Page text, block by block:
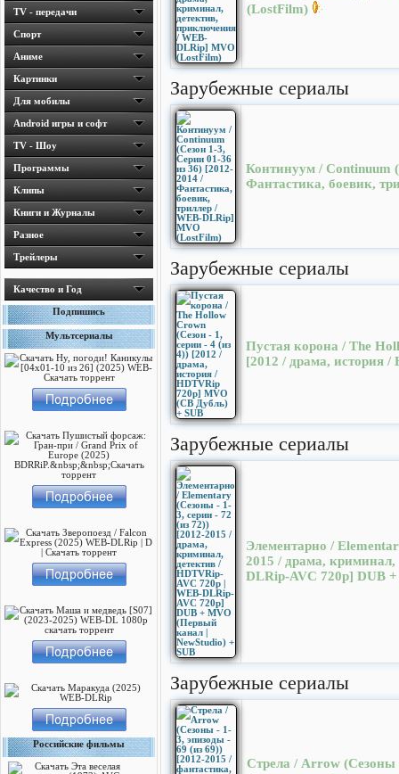
TV - передачи
Спорт
Аниме
Картинки
Для мобилы
Android игры и софт
TV - Шоу
Программы
Клипы
Книги и Журналы
Разное
Трейлеры
Качество и Год
Подпишись
Мультсериалы
Российские фильмы
(LostFilm)
Зарубежные сериалы
Континуум / Continuum
Фантастика, боевик,
Зарубежные сериалы
Пустая корона / The
[2012 / драма, история
Зарубежные сериалы
Элементарно /
2015 / драма,
DLRip-AVC 720p] DUB
Зарубежные сериалы
Стрела / Arrow (Сезоны